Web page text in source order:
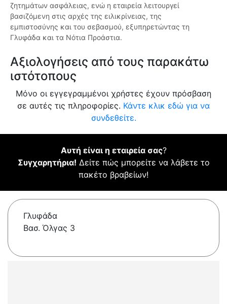
ζητημάτων ασφάλειας, ενώ η εταιρεία λειτουργεί
βασιζόμενη στις αρχές της ειλικρίνειας, της
εμπιστοσύνης και του σεβασμού, εξυπηρετώντας τη
Γλυφάδα και τα Νότια Προάστια.
Αξιολογήσεις από τους παρακάτω
ιστότοπους
Μόνο οι εγγεγραμμένοι χρήστες έχουν πρόσβαση
σε αυτές τις πληροφορίες. Κάντε κλικ εδώ για να
συνδεθείτε.
Αυτή είναι η εταιρεία σας?
Συγχαρητήρια! Δείτε πώς μπορείτε να λάβετε το
πακέτο βραβείων!
Γλυφάδα
Βασ. Όλγας 3